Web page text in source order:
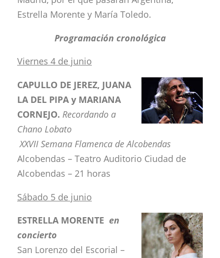
Estrella Morente y María Toledo.
Programación cronológica
Viernes 4 de junio
CAPULLO DE JEREZ, JUANA
LA DEL PIPA y MARIANA
CORNEJO. Recordando a
Chano Lobato
XXVII Semana Flamenca de Alcobendas
Alcobendas – Teatro Auditorio Ciudad de
Alcobendas – 21 horas
Sábado 5 de junio
ESTRELLA MORENTE en
concierto
San Lorenzo del Escorial –